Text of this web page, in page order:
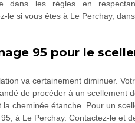
dans les règles en
le si vous êtes à Le Perchay,
95 pour le
va certainement diminuer.
de procéder à un scellement
cheminée étanche. Pour un
à Le Perchay. Contactez-le et